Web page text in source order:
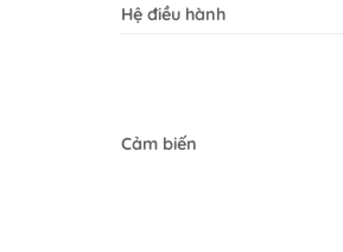
Hệ điều hành
Cảm biến